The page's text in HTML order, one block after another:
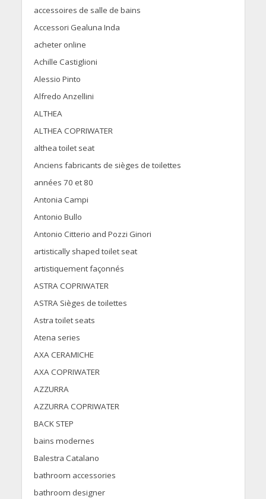
accessoires de salle de bains
Accessori Gealuna Inda
acheter online
Achille Castiglioni
Alessio Pinto
Alfredo Anzellini
ALTHEA
ALTHEA COPRIWATER
althea toilet seat
Anciens fabricants de sièges de toilettes
années 70 et 80
Antonia Campi
Antonio Bullo
Antonio Citterio and Pozzi Ginori
artistically shaped toilet seat
artistiquement façonnés
ASTRA COPRIWATER
ASTRA Sièges de toilettes
Astra toilet seats
Atena series
AXA CERAMICHE
AXA COPRIWATER
AZZURRA
AZZURRA COPRIWATER
BACK STEP
bains modernes
Balestra Catalano
bathroom accessories
bathroom designer